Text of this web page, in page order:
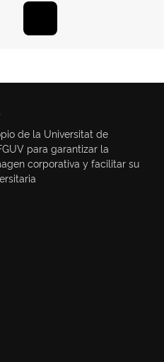
de la Universitat de
para garantizar la
corporativa y facilitar su